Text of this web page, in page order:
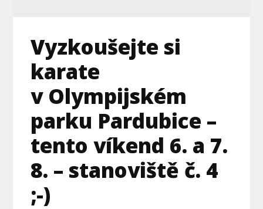
Vyzkoušejte si
karate
v Olympijském
parku Pardubice –
tento víkend 6. a 7.
8. – stanoviště č. 4
;-)